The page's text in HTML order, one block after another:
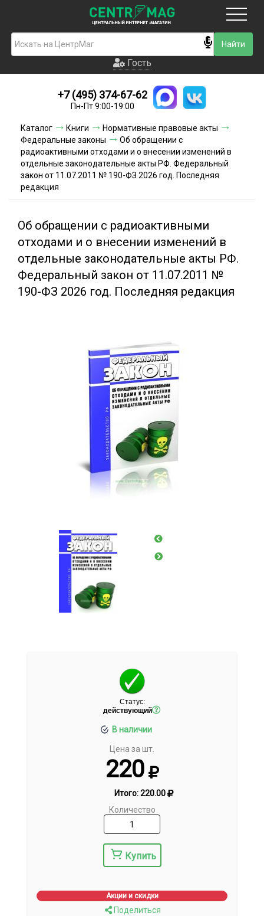
Гость
Новинки
Условия доставки
Условия оплаты
Контакты
Гость
+7 (495) 374-67-62
Пн-Пт 9:00-19:00
Каталог Книги
Нормативные правовые акты
Федеральные законы
Об обращении с
радиоактивными отходами и о внесении изменений в
отдельные законодательные акты РФ. Федеральный
закон от 11.07.2011 № 190-ФЗ 2026 год. Последняя
редакция
Об обращении с радиоактивными
отходами и о внесении изменений в
отдельные законодательные акты РФ.
Федеральный закон от 11.07.2011 №
190-ФЗ 2026 год. Последняя редакция
Статус:
действующий
В наличии
Цена за шт.
220
Итого:220.00
Количество
Купить
Акции и скидки
Поделиться